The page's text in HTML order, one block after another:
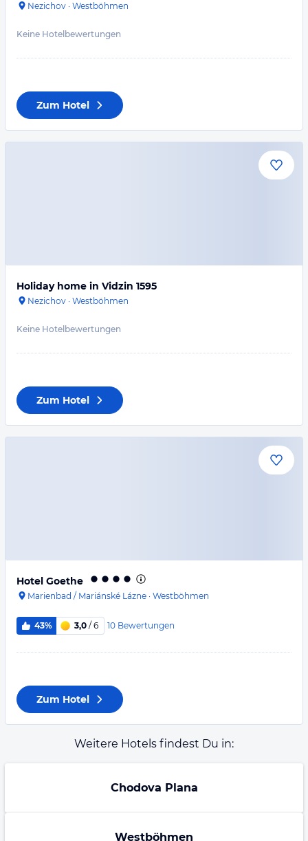
Nezichov · Westböhmen
Keine Hotelbewertungen
Zum Hotel
Holiday home in Vidzin 1595
Nezichov · Westböhmen
Keine Hotelbewertungen
Zum Hotel
Hotel Goethe
Marienbad / Mariánské Lázne · Westböhmen
43% 3,0 / 6 10 Bewertungen
Zum Hotel
Weitere Hotels findest Du in:
Chodova Plana
Westböhmen